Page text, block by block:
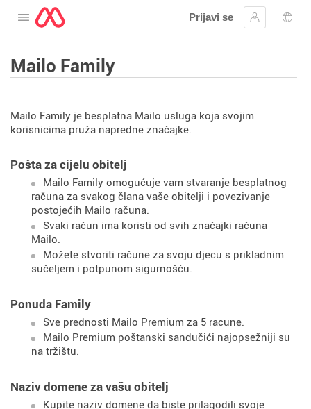
Otvorite izbornik
Prijavi se
Prijaviti se
Mailo Family
Mailo Family je besplatna Mailo usluga koja svojim
korisnicima pruža napredne značajke.
Pošta za cijelu obitelj
Mailo Family omogućuje vam stvaranje besplatnog
računa za svakog člana vaše obitelji i povezivanje
postojećih Mailo računa.
Svaki račun ima koristi od svih značajki računa
Mailo.
Možete stvoriti račune za svoju djecu s prikladnim
sučeljem i potpunom sigurnošću.
Ponuda Family
Sve prednosti Mailo Premium za 5 racune.
Mailo Premium poštanski sandučići najopsežniji su
na tržištu.
Naziv domene za vašu obitelj
Kupite naziv domene da biste prilagodili svoje